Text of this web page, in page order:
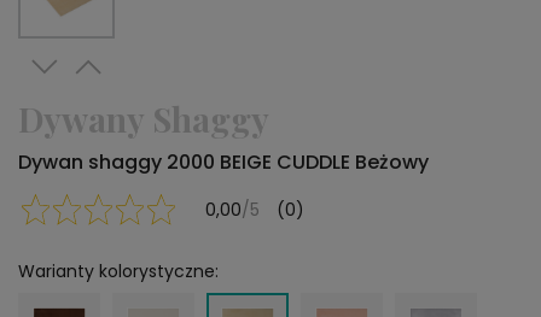
Dywany Shaggy
Dywan shaggy 2000 BEIGE CUDDLE Beżowy
0,00/5 (0)
Warianty kolorystyczne: